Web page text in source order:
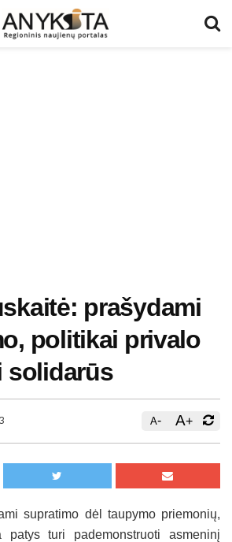
prašydami
politikai privalo
solidarūs
A- A+
supratimo dėl taupymo priemonių,
patys turi pademonstruoti asmeninį